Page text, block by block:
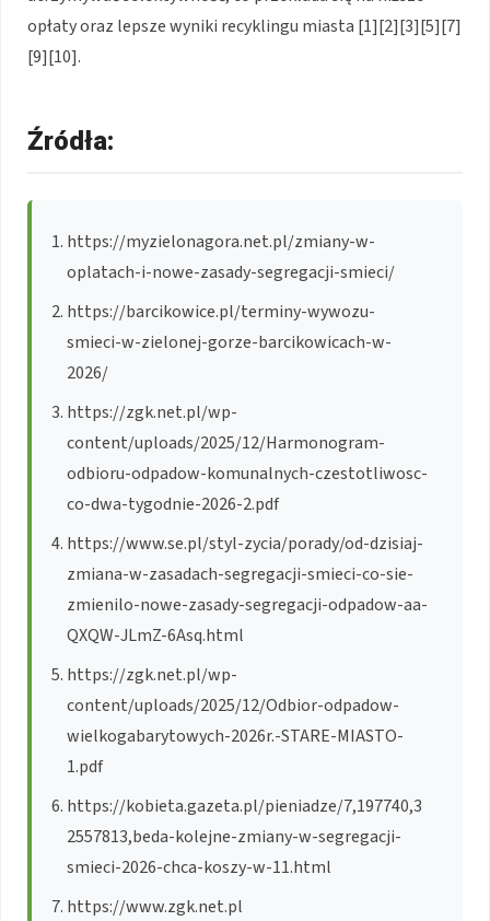
opłaty oraz lepsze wyniki recyklingu miasta [1][2][3][5][7]
[9][10].
Źródła:
https://myzielonagora.net.pl/zmiany-w-
oplatach-i-nowe-zasady-segregacji-smieci/
https://barcikowice.pl/terminy-wywozu-
smieci-w-zielonej-gorze-barcikowicach-w-
2026/
https://zgk.net.pl/wp-
content/uploads/2025/12/Harmonogram-
odbioru-odpadow-komunalnych-czestotliwosc-
co-dwa-tygodnie-2026-2.pdf
https://www.se.pl/styl-zycia/porady/od-dzisiaj-
zmiana-w-zasadach-segregacji-smieci-co-sie-
zmienilo-nowe-zasady-segregacji-odpadow-aa-
QXQW-JLmZ-6Asq.html
https://zgk.net.pl/wp-
content/uploads/2025/12/Odbior-odpadow-
wielkogabarytowych-2026r.-STARE-MIASTO-
1.pdf
https://kobieta.gazeta.pl/pieniadze/7,197740,3
2557813,beda-kolejne-zmiany-w-segregacji-
smieci-2026-chca-koszy-w-11.html
https://www.zgk.net.pl